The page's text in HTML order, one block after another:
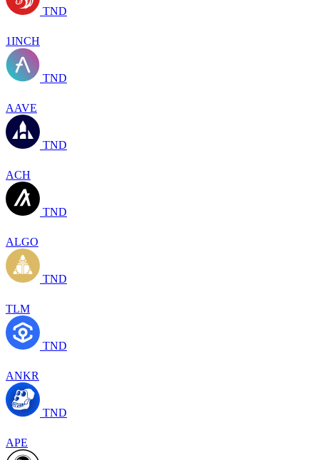
TND
1INCH
TND
AAVE
TND
ACH
TND
ALGO
TND
TLM
TND
ANKR
TND
APE